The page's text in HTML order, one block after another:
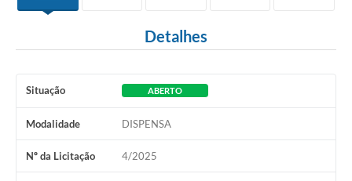
Setores Públicos – Telefones
Atualização Cadastral
Detalhes
Situação ABERTO
Modalidade DISPENSA
Nº da Licitação 4/2025